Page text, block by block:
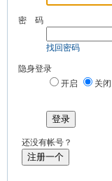
密 码
找回密码
隐身登录
开启
关闭
登录
还没有帐号？
注册一个